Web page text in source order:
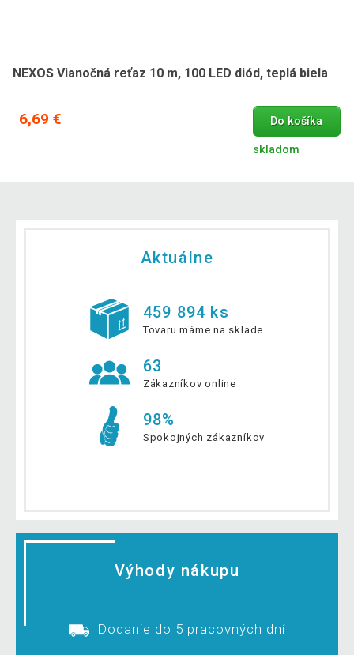
NEXOS Vianočná reťaz 10 m, 100 LED diód, teplá biela
6,69 € Do košíka
skladom
Aktuálne
459 894 ks
Tovaru máme na sklade
63
Zákazníkov online
98%
Spokojných zákazníkov
Výhody nákupu
Dodanie do 5 pracovných dní